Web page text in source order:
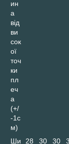
ин
а
від
ви
сок
ої
точ
ки
пл
еч
а
(+/
-1с
м)
Ши
28 30 30